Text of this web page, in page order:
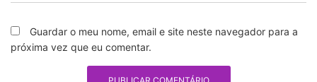
Guardar o meu nome, email e site neste navegador para a
próxima vez que eu comentar.